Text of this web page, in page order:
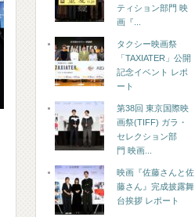
ティション部門 映
画『...
タクシー映画祭
「TAXIATER」公開
記念イベント レポ
ート
第38回 東京国際映
画祭(TIFF) ガラ・
セレクション部
門 映画...
映画『佐藤さんと佐
藤さん』完成披露舞
台挨拶 レポート